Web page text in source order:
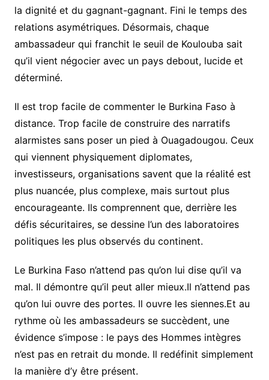
la dignité et du gagnant-gagnant. Fini le temps des
relations asymétriques. Désormais, chaque
ambassadeur qui franchit le seuil de Koulouba sait
qu’il vient négocier avec un pays debout, lucide et
déterminé.
Il est trop facile de commenter le Burkina Faso à
distance. Trop facile de construire des narratifs
alarmistes sans poser un pied à Ouagadougou. Ceux
qui viennent physiquement diplomates,
investisseurs, organisations savent que la réalité est
plus nuancée, plus complexe, mais surtout plus
encourageante. Ils comprennent que, derrière les
défis sécuritaires, se dessine l’un des laboratoires
politiques les plus observés du continent.
Le Burkina Faso n’attend pas qu’on lui dise qu’il va
mal. Il démontre qu’il peut aller mieux.Il n’attend pas
qu’on lui ouvre des portes. Il ouvre les siennes.Et au
rythme où les ambassadeurs se succèdent, une
évidence s’impose : le pays des Hommes intègres
n’est pas en retrait du monde. Il redéfinit simplement
la manière d’y être présent.